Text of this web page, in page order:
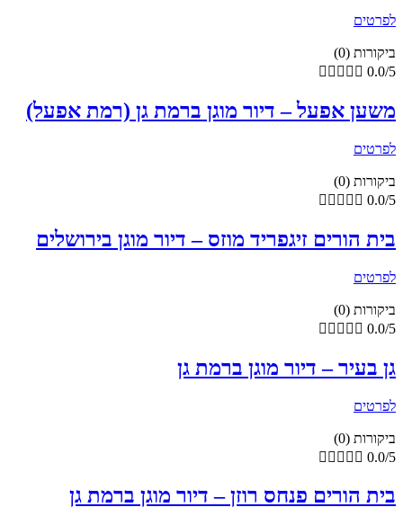
לפרטים
ביקורות (0)
     0.0/5
משען אפעל – דיור מוגן ברמת גן (רמת אפעל)
לפרטים
ביקורות (0)
     0.0/5
בית הורים זיגפריד מוזס – דיור מוגן בירושלים
לפרטים
ביקורות (0)
     0.0/5
גן בעיר – דיור מוגן ברמת גן
לפרטים
ביקורות (0)
     0.0/5
בית הורים פנחס רוזן – דיור מוגן ברמת גן